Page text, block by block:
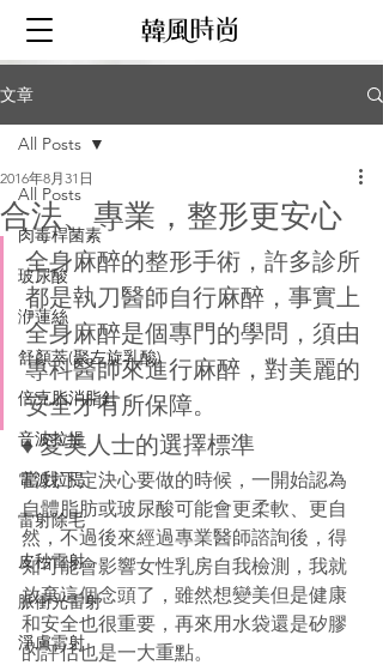
文章
All Posts
肉毒桿菌素
玻尿酸
洢蓮絲
舒顏萃(聚左旋乳酸)
倍克脂消脂針
音波拉提
電波拉提
雷射除毛
皮秒雷射
脈衝光雷射
淨膚雷射
All Posts
合法、專業，整形更安心
2016年8月31日
全身麻醉的整形手術，許多診所
都是執刀醫師自行麻醉，事實上
全身麻醉是個專門的學問，須由
專科醫師來進行麻醉，對美麗的
安全才有所保障。
♦ 愛美人士的選擇標準
當我下定決心要做的時候，一開始認為
自體脂肪或玻尿酸可能會更柔軟、更自
然，不過後來經過專業醫師諮詢後，得
知可能會影響女性乳房自我檢測，我就
放棄這個念頭了，雖然想變美但是健康
和安全也很重要，再來用水袋還是矽膠
的評估也是一大重點。